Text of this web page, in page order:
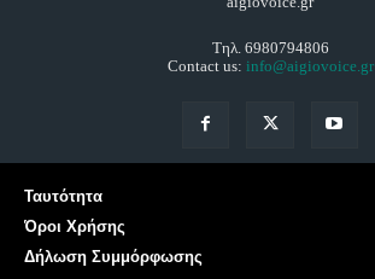
Τηλ. 6980794806
Contact us: info@aigiovoice.gr
Ταυτότητα
Όροι Χρήσης
Δήλωση Συμμόρφωσης